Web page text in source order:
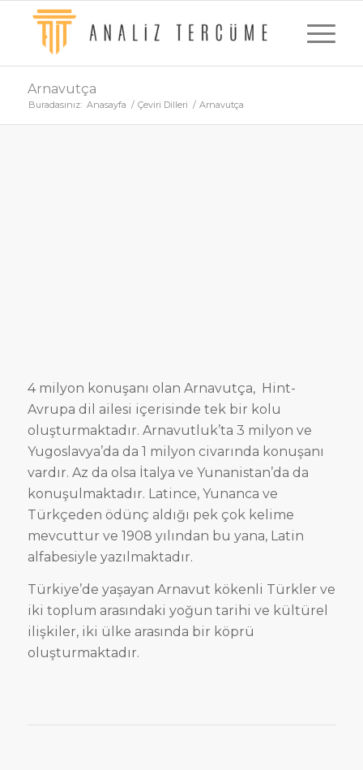
Arnavutça
Buradasınız: Anasayfa / Çeviri Dilleri / Arnavutça
4 milyon konuşanı olan Arnavutça, Hint-
Avrupa dil ailesi içerisinde tek bir kolu
oluşturmaktadır. Arnavutluk’ta 3 milyon ve
Yugoslavya’da da 1 milyon civarında konuşanı
vardır. Az da olsa İtalya ve Yunanistan’da da
konuşulmaktadır. Latince, Yunanca ve
Türkçeden ödünç aldığı pek çok kelime
mevcuttur ve 1908 yılından bu yana, Latin
alfabesiyle yazılmaktadır.
Türkiye’de yaşayan Arnavut kökenli Türkler ve
iki toplum arasındaki yoğun tarihi ve kültürel
ilişkiler, iki ülke arasında bir köprü
oluşturmaktadır.